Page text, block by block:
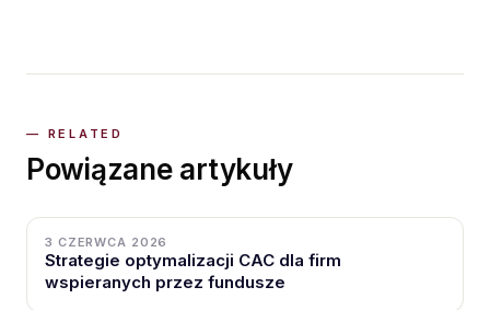
Powiązane artykuły
3 CZERWCA 2026
Strategie optymalizacji CAC dla firm
wspieranych przez fundusze